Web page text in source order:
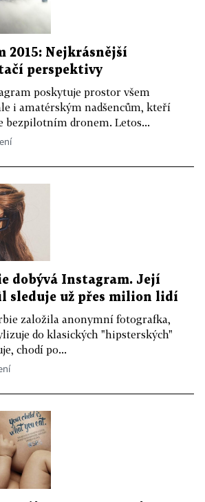
2015: Nejkrásnější
perspektivy
poskytuje prostor všem
i amatérským nadšencům, kteří
bezpilotním dronem. Letos...
dobývá Instagram. Její
sleduje už přes milion lidí
založila anonymní fotografka,
do klasických "hipsterských"
chodí po...